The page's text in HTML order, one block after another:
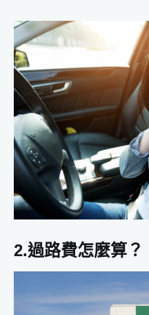
2.過路費怎麼算？